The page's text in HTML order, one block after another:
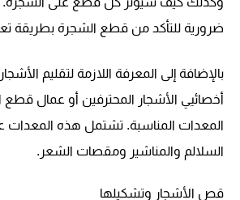
ضرورية للتأكد من قطع الشجرة بطريقة
بالإضافة إلى المعرفة اللازمة لتقليم
أخصائيي الأشجار المحترفين أو عمال قطع
المعدات المناسبة. تشتمل هذه المعدات
السلالم والمناشير ومقصات الشعر.
قص الأشجار وتشكيلها